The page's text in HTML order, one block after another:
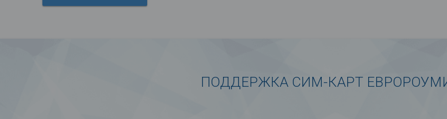
ПОДДЕРЖКА СИМ-КАРТ